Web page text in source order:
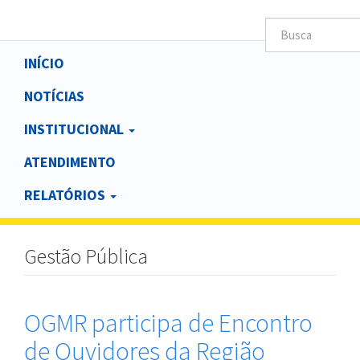
Main
navigation
INÍCIO
NOTÍCIAS
INSTITUCIONAL
ATENDIMENTO
RELATÓRIOS
Gestão Pública
OGMR participa de Encontro
de Ouvidores da Região